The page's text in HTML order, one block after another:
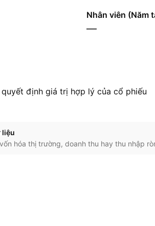
Nhân viên (Năm
—
định giá trị hợp lý của cổ phiếu
liệu
hóa thị trường, doanh thu hay thu nhập